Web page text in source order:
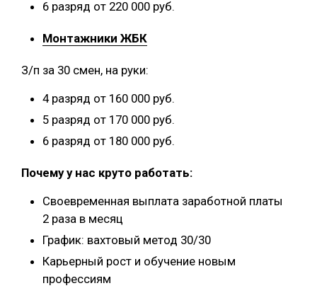
6 разряд от 220 000 руб.
Монтажники ЖБК
З/п за 30 смен, на руки:
4 разряд от 160 000 руб.
5 разряд от 170 000 руб.
6 разряд от 180 000 руб.
Почему у нас круто работать:
Своевременная выплата заработной платы
2 раза в месяц
График: вахтовый метод 30/30
Карьерный рост и обучение новым
профессиям